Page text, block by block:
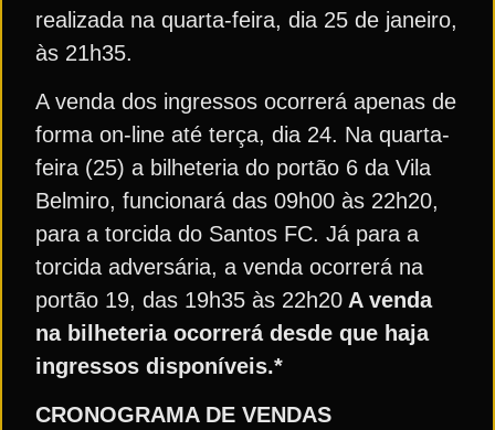
realizada na quarta-feira, dia 25 de janeiro,
às 21h35.
A venda dos ingressos ocorrerá apenas de
forma on-line até terça, dia 24. Na quarta-
feira (25) a bilheteria do portão 6 da Vila
Belmiro, funcionará das 09h00 às 22h20,
para a torcida do Santos FC. Já para a
torcida adversária, a venda ocorrerá na
portão 19, das 19h35 às 22h20 A venda
na bilheteria ocorrerá desde que haja
ingressos disponíveis.*
CRONOGRAMA DE VENDAS